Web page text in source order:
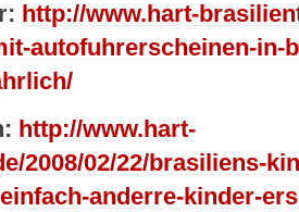
http://www.hart-
autofuhrerscheinen-in-
http://www.hart-
2008/02/22/brasiliens-
anderre-kinder-